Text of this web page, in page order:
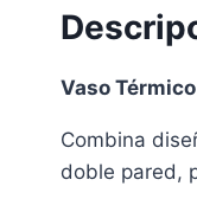
Vaso
Combina
doble pared,